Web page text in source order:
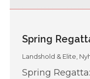
Spring
Landshold & Elite,
Spring